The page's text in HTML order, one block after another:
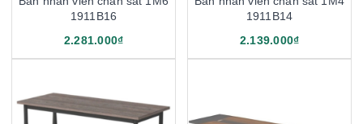
1911B16
2.281.000₫
1911B14
2.139.000₫